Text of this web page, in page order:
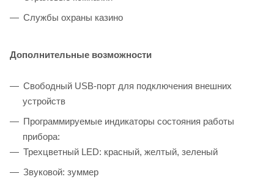
Службы охраны казино
Дополнительные возможности
Свободный USB-порт для подключения внешних
устройств
Программируемые индикаторы состояния работы
прибора:
Трехцветный LED: красный, желтый, зеленый
Звуковой: зуммер